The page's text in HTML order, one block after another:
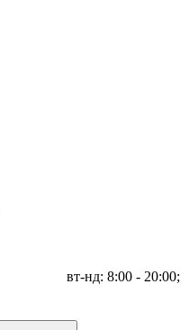
вт-нд: 8:00 - 20:00;